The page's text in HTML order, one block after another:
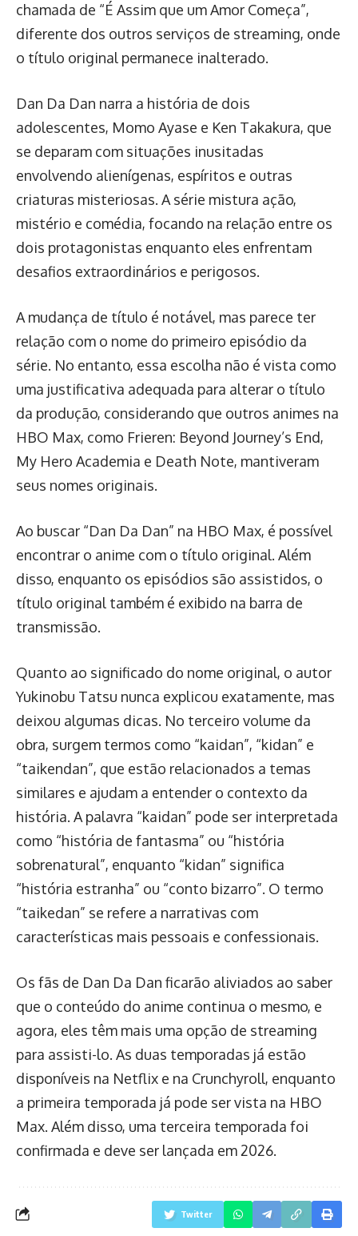
chamada de “É Assim que um Amor Começa”,
diferente dos outros serviços de streaming, onde
o título original permanece inalterado.
Dan Da Dan narra a história de dois
adolescentes, Momo Ayase e Ken Takakura, que
se deparam com situações inusitadas
envolvendo alienígenas, espíritos e outras
criaturas misteriosas. A série mistura ação,
mistério e comédia, focando na relação entre os
dois protagonistas enquanto eles enfrentam
desafios extraordinários e perigosos.
A mudança de título é notável, mas parece ter
relação com o nome do primeiro episódio da
série. No entanto, essa escolha não é vista como
uma justificativa adequada para alterar o título
da produção, considerando que outros animes na
HBO Max, como Frieren: Beyond Journey’s End,
My Hero Academia e Death Note, mantiveram
seus nomes originais.
Ao buscar “Dan Da Dan” na HBO Max, é possível
encontrar o anime com o título original. Além
disso, enquanto os episódios são assistidos, o
título original também é exibido na barra de
transmissão.
Quanto ao significado do nome original, o autor
Yukinobu Tatsu nunca explicou exatamente, mas
deixou algumas dicas. No terceiro volume da
obra, surgem termos como “kaidan”, “kidan” e
“taikendan”, que estão relacionados a temas
similares e ajudam a entender o contexto da
história. A palavra “kaidan” pode ser interpretada
como “história de fantasma” ou “história
sobrenatural”, enquanto “kidan” significa
“história estranha” ou “conto bizarro”. O termo
“taikedan” se refere a narrativas com
características mais pessoais e confessionais.
Os fãs de Dan Da Dan ficarão aliviados ao saber
que o conteúdo do anime continua o mesmo, e
agora, eles têm mais uma opção de streaming
para assisti-lo. As duas temporadas já estão
disponíveis na Netflix e na Crunchyroll, enquanto
a primeira temporada já pode ser vista na HBO
Max. Além disso, uma terceira temporada foi
confirmada e deve ser lançada em 2026.
Twitter